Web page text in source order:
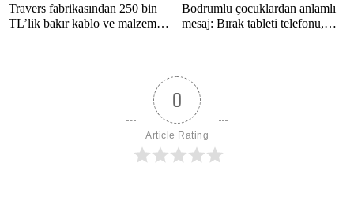
Travers fabrikasından 250 bin
TL’lik bakır kablo ve malzeme
Bodrumlu çocuklardan anlamlı
mesaj: Bırak tableti telefonu,
0
Article Rating